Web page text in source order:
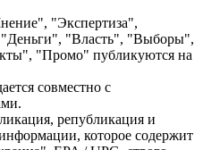
"Экспертиза",
"Власть", "Выборы",
"Промо" публикуются на
совместно с
републикация и
которое содержит